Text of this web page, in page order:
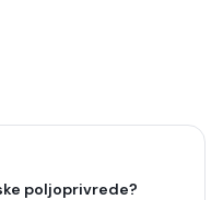
poljoprivrede?